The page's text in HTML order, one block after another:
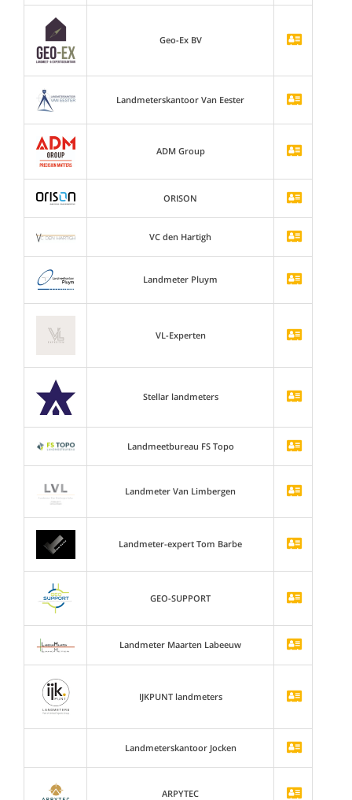
Geo-Ex BV
Landmeterskantoor Van Eester
ADM Group
ORISON
VC den Hartigh
Landmeter Pluym
VL-Experten
Stellar landmeters
Landmeetbureau FS Topo
Landmeter Van Limbergen
Landmeter-expert Tom Barbe
GEO-SUPPORT
Landmeter Maarten Labeeuw
IJKPUNT landmeters
Landmeterskantoor Jocken
ARPYTEC